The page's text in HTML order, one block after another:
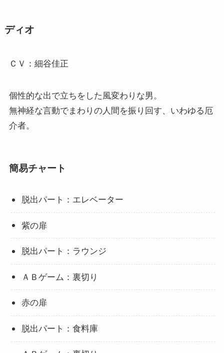
ディオ
ＣＶ：細谷佳正
個性的な出で立ちをした風変わりな男。
無神経な言動でまわりの人間を振り回す、いわゆる厄
介者。
簡易チャート
脱出パート：エレベーター
紫の扉
脱出パート：ラウンジ
ＡＢゲーム：裏切り
赤の扉
脱出パート：食料庫